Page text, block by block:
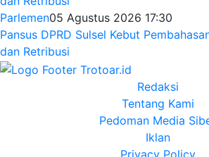
Parlemen05 Agustus 2026 17:30
Pansus DPRD Sulsel Kebut
dan Retribusi
Redaksi
Tentang Kami
Pedoman Media
Iklan
Privacy Policy